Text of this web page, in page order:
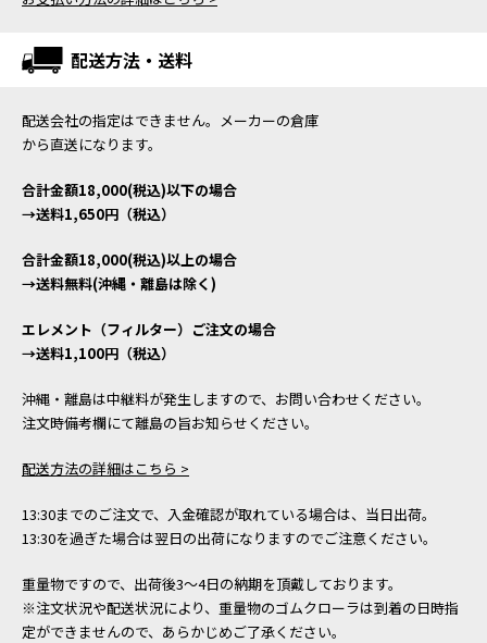
配送方法・送料
配送会社の指定はできません。メーカーの倉庫
から直送になります。
合計金額18,000(税込)以下の場合
→送料1,650円（税込）
合計金額18,000(税込)以上の場合
→送料無料(沖縄・離島は除く)
エレメント（フィルター）ご注文の場合
→送料1,100円（税込）
沖縄・離島は中継料が発生しますので、お問い合わせください。
注文時備考欄にて離島の旨お知らせください。
配送方法の詳細はこちら >
13:30までのご注文で、入金確認が取れている場合は、当日出荷。
13:30を過ぎた場合は翌日の出荷になりますのでご注意ください。
重量物ですので、出荷後3～4日の納期を頂戴しております。
※注文状況や配送状況により、重量物のゴムクローラは到着の日時指
定ができませんので、あらかじめご了承ください。